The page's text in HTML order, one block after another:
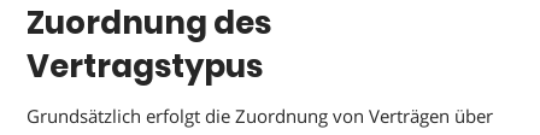
Zuordnung des
Vertragstypus
Grundsätzlich erfolgt die Zuordnung von Verträgen über